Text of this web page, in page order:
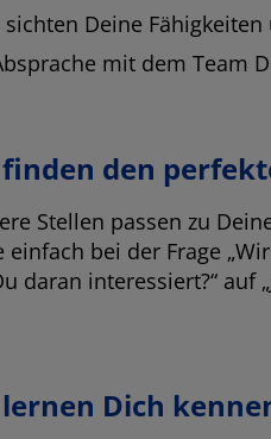
sichten Deine
mit dem Team
den
Stellen passen zu
einfach bei der Frage
daran interessiert?“ auf
Dich